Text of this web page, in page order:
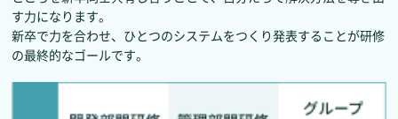
す力になります。
新卒で力を合わせ、ひとつのシステムをつくり発表することが研修
の最終的なゴールです。